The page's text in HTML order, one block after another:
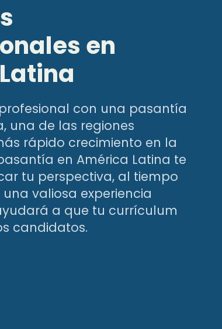
en
con una pasantía
una de las regiones
rápido crecimiento en la
en América Latina te
tu perspectiva, al tiempo
valiosa experiencia
a que tu currículum
candidatos.